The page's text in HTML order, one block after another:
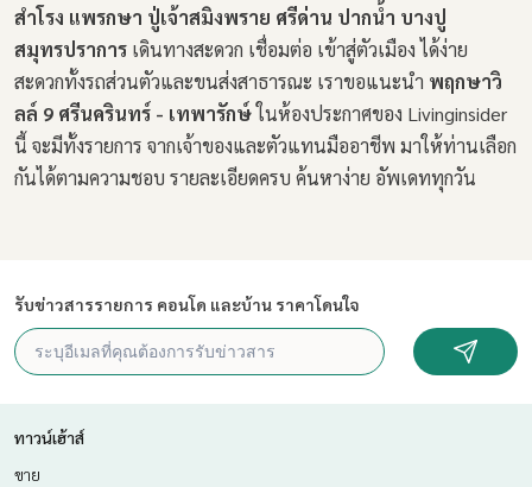
สำโรง แพรกษา ปู่เจ้าสมิงพราย ศรีด่าน ปากน้ำ บางปู
สมุทรปราการ เดินทางสะดวก เชื่อมต่อ เข้าสู่ตัวเมือง ได้ง่าย
สะดวกทั้งรถส่วนตัวและขนส่งสาธารณะ เราขอแนะนำ พฤกษาวิ
ลล์ 9 ศรีนครินทร์ - เทพารักษ์ในห้องประกาศของ Livinginsider
นี้ จะมีทั้งรายการ จากเจ้าของและตัวแทนมืออาชีพ มาให้ท่านเลือก
กันได้ตามความชอบ รายละเอียดครบ ค้นหาง่าย อัพเดททุกวัน
รับข่าวสารรายการ คอนโด และบ้าน ราคาโดนใจ
ทาวน์เฮ้าส์
ขาย